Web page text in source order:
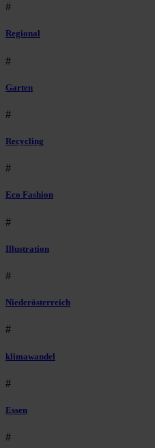
#
Regional
#
Garten
#
Recycling
#
Eco Fashion
#
Illustration
#
Niederösterreich
#
klimawandel
#
Essen
#